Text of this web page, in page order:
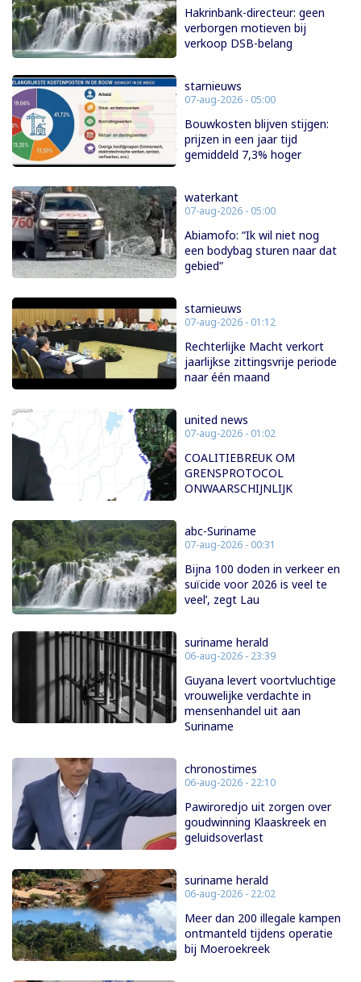
Hakrinbank-directeur: geen
verborgen motieven bij
verkoop DSB-belang
starnieuws
07-aug-2026 - 05:00
Bouwkosten blijven stijgen:
prijzen in een jaar tijd
gemiddeld 7,3% hoger
waterkant
07-aug-2026 - 05:00
Abiamofo: “Ik wil niet nog
een bodybag sturen naar dat
gebied”
starnieuws
07-aug-2026 - 01:12
Rechterlijke Macht verkort
jaarlijkse zittingsvrije periode
naar één maand
united news
07-aug-2026 - 01:02
COALITIEBREUK OM
GRENSPROTOCOL
ONWAARSCHIJNLIJK
abc-Suriname
07-aug-2026 - 00:31
Bijna 100 doden in verkeer en
suïcide voor 2026 is veel te
veel’, zegt Lau
suriname herald
06-aug-2026 - 23:39
Guyana levert voortvluchtige
vrouwelijke verdachte in
mensenhandel uit aan
Suriname
chronostimes
06-aug-2026 - 22:10
Pawiroredjo uit zorgen over
goudwinning Klaaskreek en
geluidsoverlast
suriname herald
06-aug-2026 - 22:02
Meer dan 200 illegale kampen
ontmanteld tijdens operatie
bij Moeroekreek